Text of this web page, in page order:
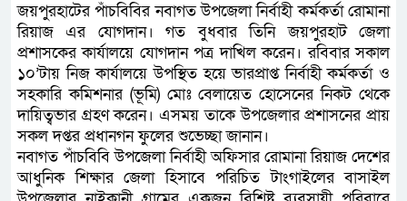
জয়পুরহাটের পাঁচবিবির নবাগত উপজেলা নির্বাহী কর্মকর্তা রোমানা
রিয়াজ এর যোগদান। গত বুধবার তিনি জয়পুরহাট জেলা
প্রশাসকের কার্যালয়ে যোগদান পত্র দাখিল করেন। রবিবার সকাল
১০’টায় নিজ কার্যালয়ে উপস্থিত হয়ে ভারপ্রাপ্ত নির্বাহী কর্মকর্তা ও
সহকারি কমিশনার (ভূমি) মোঃ বেলায়েত হোসেনের নিকট থেকে
দায়িত্বভার গ্রহণ করেন। এসময় তাকে উপজেলার প্রশাসনের প্রায়
সকল দপ্তর প্রধানগন ফুলের শুভেচ্ছা জানান।
নবাগত পাঁচবিবি উপজেলা নির্বাহী অফিসার রোমানা রিয়াজ দেশের
আধুনিক শিক্ষার জেলা হিসাবে পরিচিত টাংগাইলের বাসাইল